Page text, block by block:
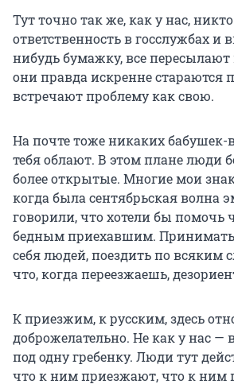
Тут точно так же, как у нас,
ответственность в госслужбах и
нибудь бумажку, все пересылают
они правда искренне стараются
встречают проблему как свою.
На почте тоже никаких бабушек-
тебя облают. В этом плане люди
более открытые. Многие мои
когда была сентябрьская волна
говорили, что хотели бы помочь
бедным приехавшим.
себя людей, поездить по всяким
что, когда переезжаешь,
К приезжим, к русским, здесь
доброжелательно. Не как у нас —
под одну гребенку. Люди тут
что к ним приезжают, что к ним